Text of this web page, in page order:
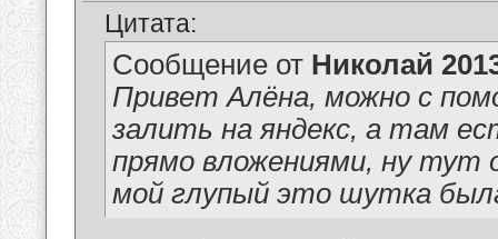
Цитата:
Сообщение от Николай
Привет Алёна, можно с
залить на яндекс, а там
прямо вложениями, ну тут
мой глупый это шутка